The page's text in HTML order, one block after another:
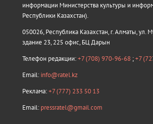
информации Министерства культуры и
Республики Казахстан).
050026, Республика Казахстан, г. Алматы, ул.
здание 23, 225 офис, БЦ Дарын
Телефон редакции:+7 (708) 970-96-68 ;+7
Email: info@ratel.kz
Реклама:+7 (777) 233 50 13
Email: pressratel@gmail.com